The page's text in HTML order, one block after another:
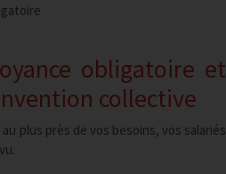
obligatoire et
collective
plus près de vos besoins, vos salariés